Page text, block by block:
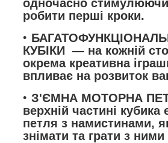
одночасно
робити перші кроки.
КУБІКИ — на кожній
окрема креативна
впливає на розвиток
З'ЄМНА МОТОРНА
верхній частині кубика
петля з намистинами,
знімати та грати з